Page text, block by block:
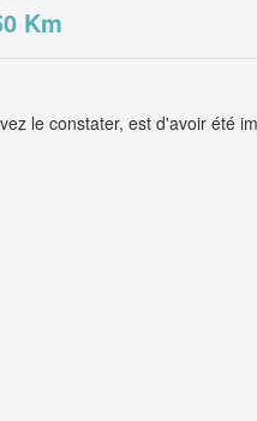
Km
le constater, est d'avoir été